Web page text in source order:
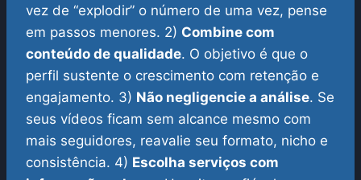
vez de “explodir” o número de uma vez, pense
em passos menores. 2) Combine com
conteúdo de qualidade. O objetivo é que o
perfil sustente o crescimento com retenção e
engajamento. 3) Não negligencie a análise. Se
seus vídeos ficam sem alcance mesmo com
mais seguidores, reavalie seu formato, nicho e
consistência. 4) Escolha serviços com